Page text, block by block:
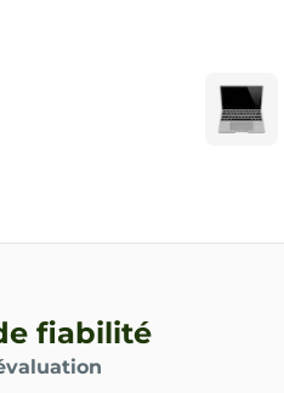
fiabilité